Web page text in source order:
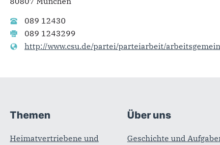
089 12430
089 1243299
http://www.csu.de/partei/parteiarbeit/
Fußbereich
Themen
Heimatvertriebene und
Über uns
Geschichte und